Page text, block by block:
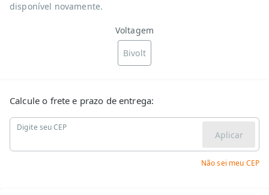
disponível novamente.
Voltagem
Bivolt
Calcule o frete e prazo de entrega:
Digite seu CEP
Aplicar
Não sei meu CEP